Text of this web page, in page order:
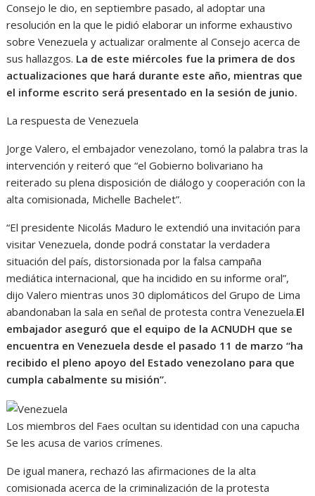
Consejo le dio, en septiembre pasado, al adoptar una
resolución en la que le pidió elaborar un informe exhaustivo
sobre Venezuela y actualizar oralmente al Consejo acerca de
sus hallazgos. La de este miércoles fue la primera de dos
actualizaciones que hará durante este año, mientras que
el informe escrito será presentado en la sesión de junio.
La respuesta de Venezuela
Jorge Valero, el embajador venezolano, tomó la palabra tras la
intervención y reiteró que “el Gobierno bolivariano ha
reiterado su plena disposición de diálogo y cooperación con la
alta comisionada, Michelle Bachelet”.
“El presidente Nicolás Maduro le extendió una invitación para
visitar Venezuela, donde podrá constatar la verdadera
situación del país, distorsionada por la falsa campaña
mediática internacional, que ha incidido en su informe oral”,
dijo Valero mientras unos 30 diplomáticos del Grupo de Lima
abandonaban la sala en señal de protesta contra Venezuela.El
embajador aseguró que el equipo de la ACNUDH que se
encuentra en Venezuela desde el pasado 11 de marzo “ha
recibido el pleno apoyo del Estado venezolano para que
cumpla cabalmente su misión”.
Los miembros del Faes ocultan su identidad con una capucha
Se les acusa de varios crímenes.
De igual manera, rechazó las afirmaciones de la alta
comisionada acerca de la criminalización de la protesta